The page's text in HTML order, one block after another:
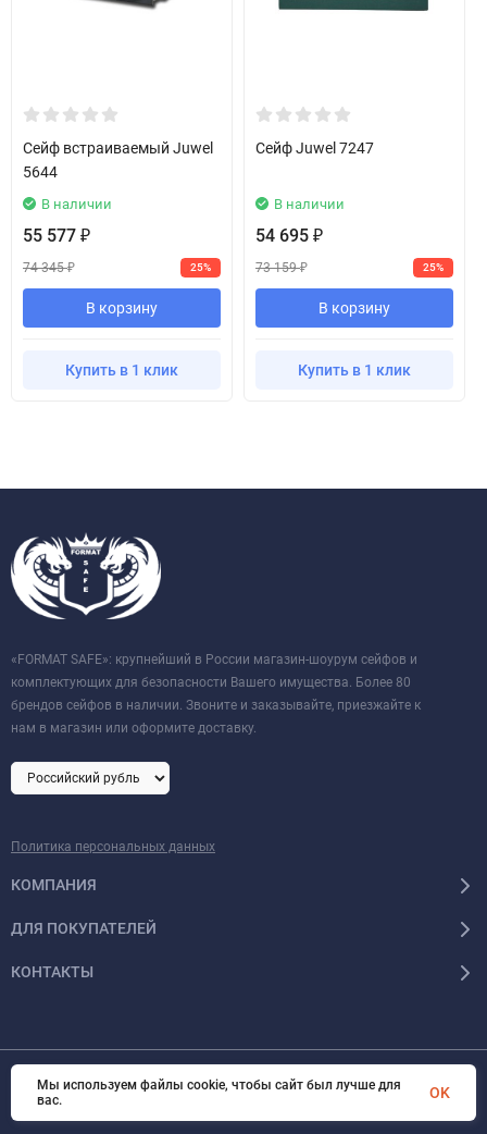
Сейф встраиваемый Juwel
5644
В наличии
55 577 ₽
74 345₽ 25%
В корзину
Купить в 1 клик
Сейф Juwel 7247
В наличии
54 695 ₽
73 159₽ 25%
В корзину
Купить в 1 клик
«FORMAT SAFE»: крупнейший в России магазин-шоурум сейфов и
комплектующих для безопасности Вашего имущества. Более 80
брендов сейфов в наличии. Звоните и заказывайте, приезжайте к
нам в магазин или оформите доставку.
Политика персональных данных
КОМПАНИЯ
ДЛЯ ПОКУПАТЕЛЕЙ
КОНТАКТЫ
© 2026 Format-safe.ru Все права защищены
Мы используем файлы cookie, чтобы сайт был лучше для
вас.
OK